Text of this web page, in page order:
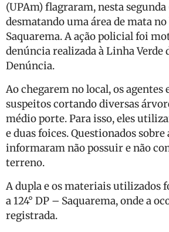
(UPAm) flagraram, nesta segunda
desmatando uma área de mata
Saquarema. A ação policial foi
denúncia realizada à Linha Verde
Denúncia.
Ao chegarem no local, os
suspeitos cortando diversas
médio porte. Para isso, eles
e duas foices. Questionados sobre
informaram não possuir e não
terreno.
A dupla e os materiais utilizados
a 124° DP – Saquarema, onde a
registrada.